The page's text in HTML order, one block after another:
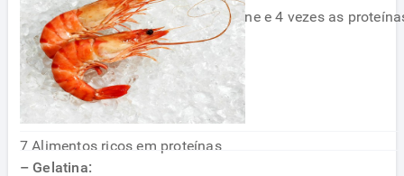
contém o dobro da proteína da carne e 4 vezes as
7 Alimentos ricos em proteínas
– Gelatina: